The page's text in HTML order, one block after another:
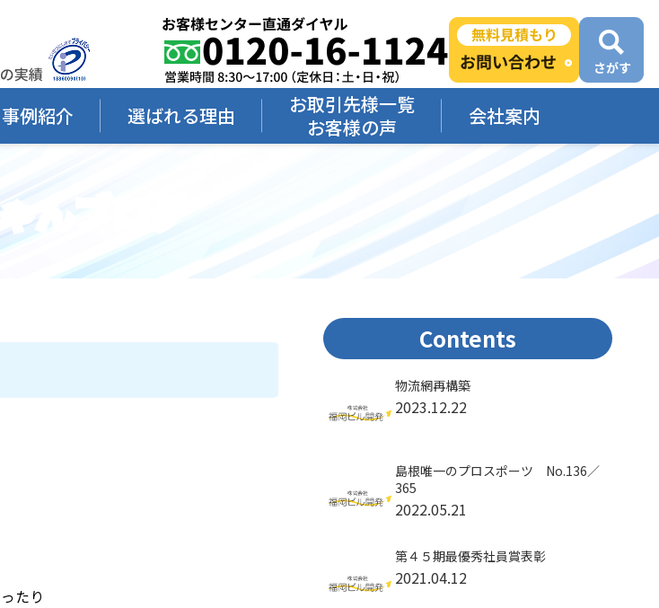
事例紹介 選ばれる理由
お取引先様一覧
お客様の声
会社案内
んブログ
たり
Contents
物流網再構築
2023.12.22
島根唯一のプロスポーツ No.136／
365
2022.05.21
第４５期最優秀社員賞表彰
2021.04.12